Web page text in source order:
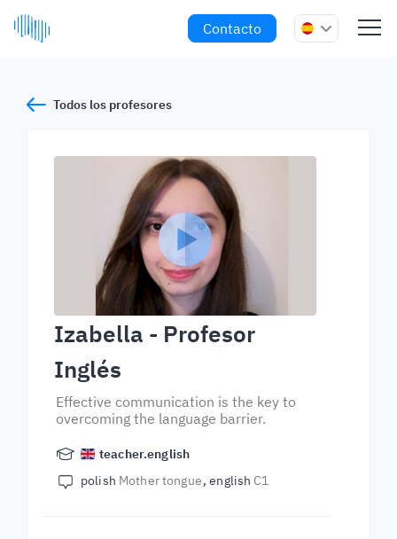
Contacto
Todos los profesores
Izabella - Profesor
Inglés
Effective communication is the key to
overcoming the language barrier.
teacher.english
polish Mother tongue english C1